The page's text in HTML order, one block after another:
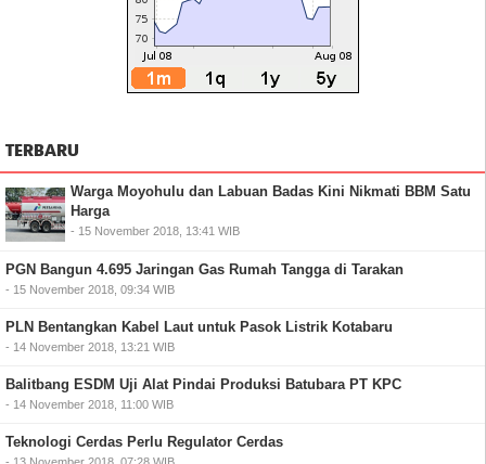
TERBARU
Warga Moyohulu dan Labuan Badas Kini Nikmati BBM Satu
Harga
- 15 November 2018, 13:41 WIB
PGN Bangun 4.695 Jaringan Gas Rumah Tangga di Tarakan
- 15 November 2018, 09:34 WIB
PLN Bentangkan Kabel Laut untuk Pasok Listrik Kotabaru
- 14 November 2018, 13:21 WIB
Balitbang ESDM Uji Alat Pindai Produksi Batubara PT KPC
- 14 November 2018, 11:00 WIB
Teknologi Cerdas Perlu Regulator Cerdas